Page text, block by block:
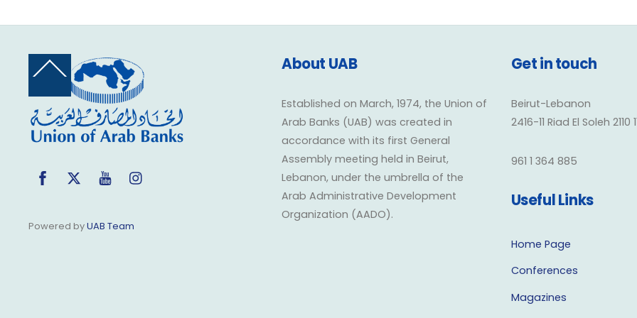
Back
Top
FacebookTwitter YouTube
Powered byUAB Team
About UAB
Established on March, 1974, the Union of
Arab Banks (UAB) was created in
accordance with its first General
Assembly meeting held in Beirut,
Lebanon, under the umbrella of the
Arab Administrative Development
Organization (AADO).
Get in touch
Beirut-Lebanon
2416-11 Riad El Soleh 2110
961 1 364 885
Useful Links
Home Page
Conferences
Magazines